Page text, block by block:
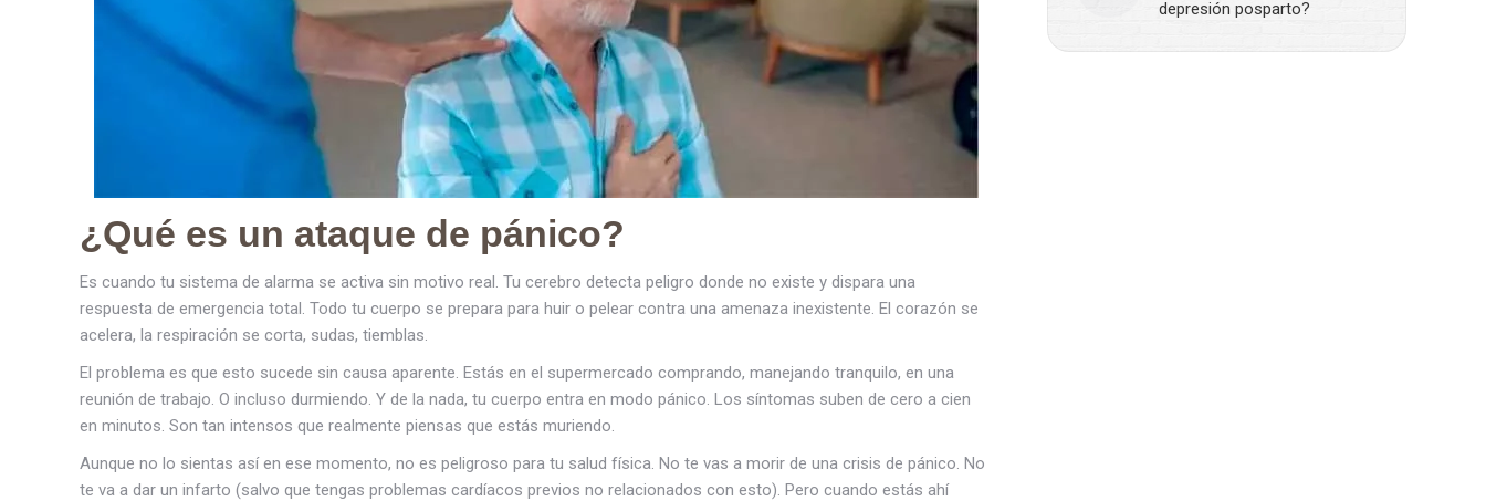
¿Qué es un ataque de pánico?
Es cuando tu sistema de alarma se activa sin motivo real. Tu cerebro detecta peligro donde no existe y dispara una
respuesta de emergencia total. Todo tu cuerpo se prepara para huir o pelear contra una amenaza inexistente. El corazón se
acelera, la respiración se corta, sudas, tiemblas.
El problema es que esto sucede sin causa aparente. Estás en el supermercado comprando, manejando tranquilo, en una
reunión de trabajo. O incluso durmiendo. Y de la nada, tu cuerpo entra en modo pánico. Los síntomas suben de cero a cien
en minutos. Son tan intensos que realmente piensas que estás muriendo.
Aunque no lo sientas así en ese momento, no es peligroso para tu salud física. No te vas a morir de una crisis de pánico. No
te va a dar un infarto (salvo que tengas problemas cardíacos previos no relacionados con esto). Pero cuando estás ahí
depresión posparto?